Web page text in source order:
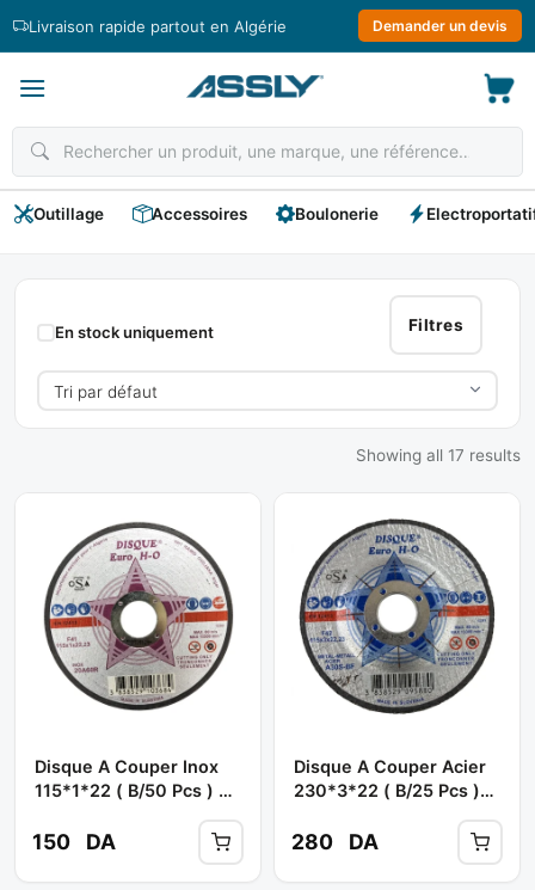
Livraison rapide partout en Algérie Demander un devis
Outillage Accessoires Boulonerie
EURO-
HO
Filtres
En stock uniquement
Showing all 17 results
Disque A Couper Inox
115*1*22 ( B/50 Pcs ) **
150 DA
Disque A Couper Acier
230*3*22 ( B/25 Pcs )
280 DA